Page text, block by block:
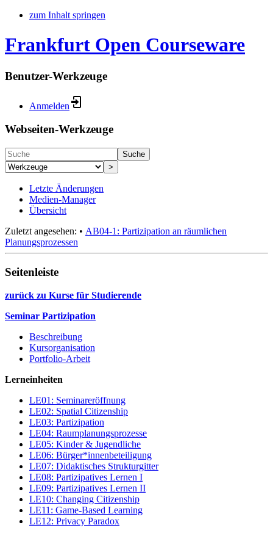
zum Inhalt springen
Frankfurt Open Courseware
Benutzer-Werkzeuge
Anmelden
Webseiten-Werkzeuge
Suche
>
Letzte Änderungen
Medien-Manager
Übersicht
Zuletzt angesehen: • AB04-1: Partizipation an räumlichen
Planungsprozessen
Seitenleiste
zurück zu Kurse für Studierende
Seminar Partizipation
Beschreibung
Kursorganisation
Portfolio-Arbeit
Lerneinheiten
LE01: Seminareröffnung
LE02: Spatial Citizenship
LE03: Partizipation
LE04: Raumplanungsprozesse
LE05: Kinder & Jugendliche
LE06: Bürger*innenbeteiligung
LE07: Didaktisches Strukturgitter
LE08: Partizipatives Lernen I
LE09: Partizipatives Lernen II
LE10: Changing Citizenship
LE11: Game-Based Learning
LE12: Privacy Paradox